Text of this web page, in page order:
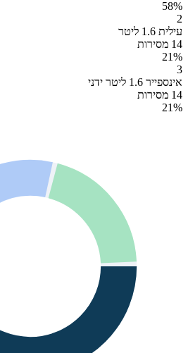
58%
2
עילית 1.6 ליטר
14 מסירות
21%
3
אינספייר 1.6 ליטר ידני
14 מסירות
21%